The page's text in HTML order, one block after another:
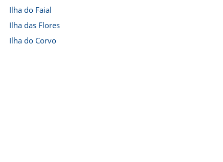
Ilha do Faial
Ilha das Flores
Ilha do Corvo